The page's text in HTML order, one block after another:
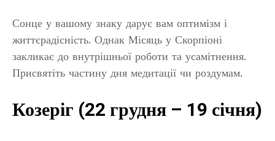
Сонце у вашому знаку дарує вам оптимізм і
життєрадісність. Однак Місяць у Скорпіоні
закликає до внутрішньої роботи та усамітнення.
Присвятіть частину дня медитації чи роздумам.
Козеріг (22 грудня – 19 січня)